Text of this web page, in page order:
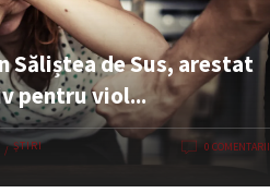
Săliștea de Sus, arestat
pentru viol...
ȘTIRI 0 COMENTARII